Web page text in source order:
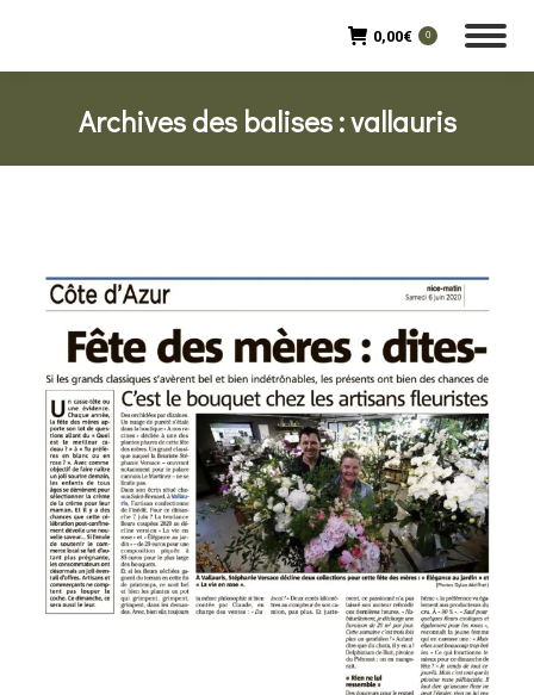
0,00€ 0
Archives des balises :vallauris